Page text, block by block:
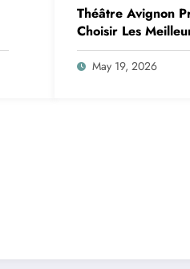
Théâtre Avignon
Choisir Les
Festival Off
May 19, 2026